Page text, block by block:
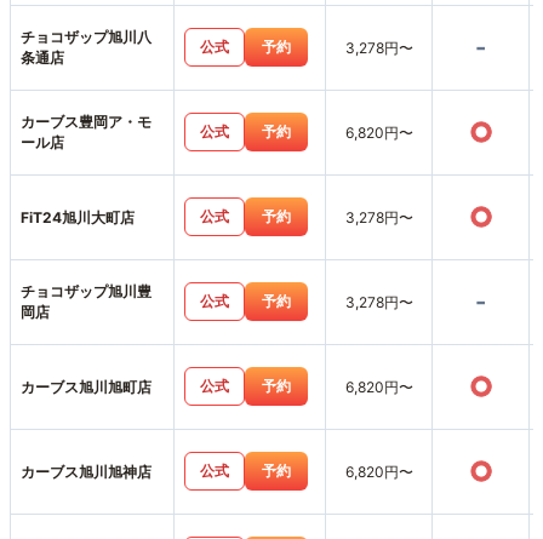
チョコザップ旭川八
条通店
公式 予約 3,278円〜 -
カーブス豊岡ア・モ
ール店
公式 予約 6,820円〜 ○
FiT24旭川大町店 公式 予約 3,278円〜 ○
チョコザップ旭川豊
岡店
公式 予約 3,278円〜 -
カーブス旭川旭町店 公式 予約 6,820円〜 ○
カーブス旭川旭神店 公式 予約 6,820円〜 ○